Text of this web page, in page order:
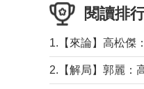
閱讀排